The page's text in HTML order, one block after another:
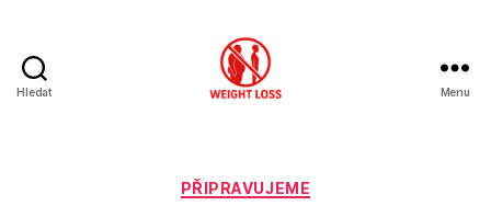
Hledat Menu
Rubriky
PŘIPRAVUJEME